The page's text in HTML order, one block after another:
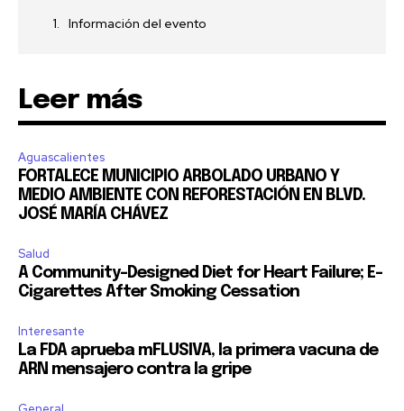
32,111 32,214 11,243
Información del evento
Leer más
Aguascalientes
FORTALECE MUNICIPIO ARBOLADO URBANO Y
MEDIO AMBIENTE CON REFORESTACIÓN EN BLVD.
JOSÉ MARÍA CHÁVEZ
Salud
A Community-Designed Diet for Heart Failure; E-
Cigarettes After Smoking Cessation
Interesante
La FDA aprueba mFLUSIVA, la primera vacuna de
ARN mensajero contra la gripe